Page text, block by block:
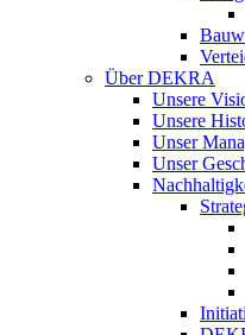
Über DEKRA
Unsere
Unsere
Unser
Unser